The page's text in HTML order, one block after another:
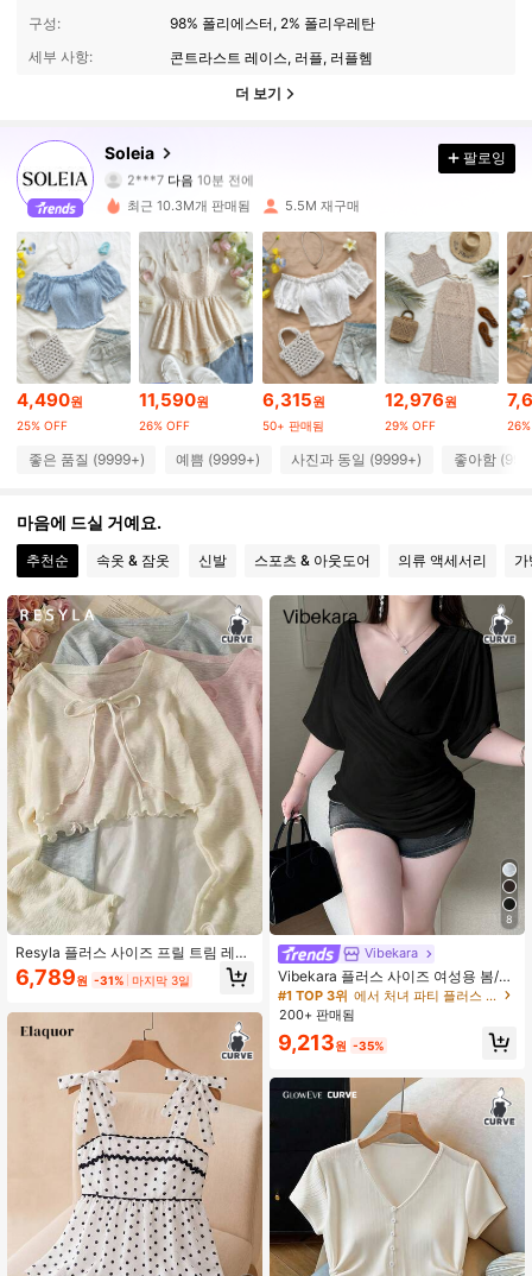
구성:
98% 폴리에스터, 2% 폴리우레탄
세부 사항:
콘트라스트 레이스, 러플, 러플헴
더 보기
Soleia
2***7다음
b***4 가 탐색 중입니다
4.91
2.4M 팔로워
4.91 2.4M 팔로워
4.91 2.4M 팔로워
4.91 2.4M 팔로워
4.91 2.4M 팔로워
4.91 2.4M 팔로워
4.91 2.4M 팔로워
4.91 2.4M 팔로워
2.4M 팔로워
팔로잉
최근 10.3M개 판매됨 5.5M 재구매
4,490원
25% OFF
11,590원
26% OFF
6,315원
50+ 판매됨
12,976원
29% OFF
좋은 품질 (9999+) 예쁨 (9999+) 사진과 동일 (9999+) 좋아함
마음에 드실 거예요.
추천순 속옷 & 잠옷 신발 스포츠 & 아웃도어 의류 액세서리
Resyla 플러스 사이즈 프릴 트림 레이
스업 니트 자외선 차단 가디건
6,789원 -31% 마지막 3일
8
Vibekara
Vibekara 플러스 사이즈 여성용 봄/여
름 신상 화이트 크로스 플리츠 브이넥
루즈핏 반팔 상의, 허리 조임 우아한
티셔츠, 일상복, 사무실, 개학, 추수감
사절, 휴가, 개회식, 생일 파티, 음악 축
제, 발렌타인 데이, 봄/여름 의상 + 코
첼라/음악 축제/파티에 적합
#1 TOP 3위
에서 처녀 파티 플러스 사이즈 탑
20+명이 "선물용" 적용 언급
#1 TOP 3위
에서 처녀 파티 플러스 사이즈 탑
20+명이 "선물용" 적용 언급
#1 TOP 3위
에서 처녀 파티 플러스 사이즈 탑
20+명이 "선물용" 적용 언급
#1 TOP 3위
20+명이 "선물용" 적용 언급
200+ 판매됨
9,213원 -35%